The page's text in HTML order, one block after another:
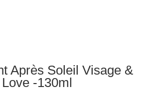
Après Soleil Visage &
-130ml